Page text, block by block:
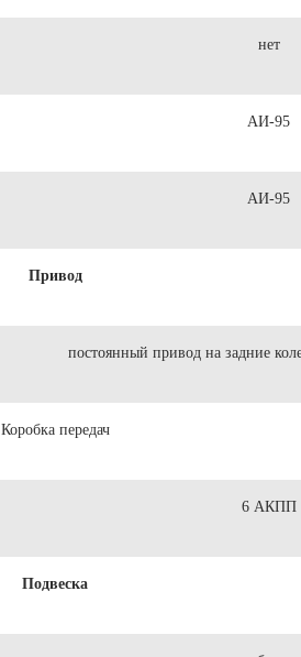
нет
АИ-95
АИ-95
Привод
постоянный привод на задние
Коробка передач
6 АКПП
Подвеска